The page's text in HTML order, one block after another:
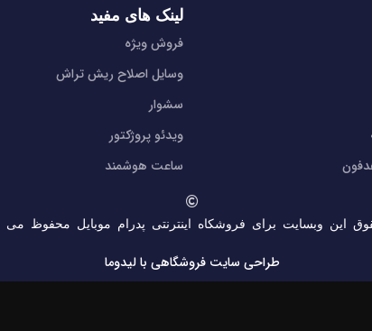
لینک های مفید
فروش ویژه
وسایل اصلاح ریش تراش
سشوار
ویدئو پروژکتور
ساعت هوشمند
این وبسایت برای فروشکاه اینترنتی پدرام موبایل محفوظ می
طراحی سایت فروشگاهی با لیدوما